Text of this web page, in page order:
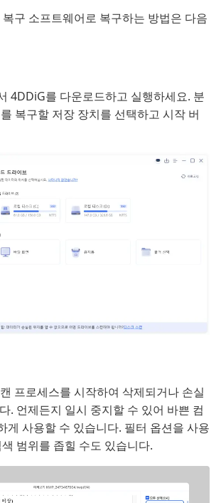
구 소프트웨어로 복구하는 방법은 다음
4DDiG를 다운로드하고 실행하세요. 분
복구할 저장 장치를 선택하고 시작 버
프로세스를 시작하여 삭제되거나 손실
. 언제든지 일시 중지할 수 있어 바쁜 컴
게 사용할 수 있습니다. 필터 옵션을 사용
범위를 좁힐 수도 있습니다.